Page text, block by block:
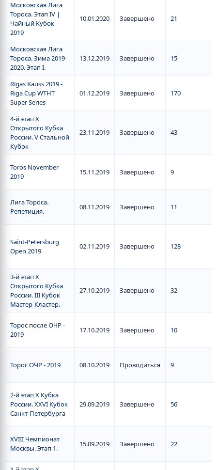
Московская Лига
Тороса. Этап IV |
Чайный Кубок -
2019
10.01.2020 Завершено 21
Московская Лига
Тороса. Зима 2019-
2020. Этап I.
13.12.2019 Завершено 15
Rīgas Kauss 2019 -
Riga Cup WTHT
Super Series
01.12.2019 Завершено 170
4-й этап X
Открытого Кубка
России. V Стальной
Кубок
23.11.2019 Завершено 43
Toros November
2019
15.11.2019 Завершено 9
Лига Тороса.
Репетиция.
08.11.2019 Завершено 11
Saint-Petersburg
Open 2019
02.11.2019 Завершено 128
3-й этап X
Открытого Кубка
России. III Кубок
Мастер-Кластер.
27.10.2019 Завершено 32
Торос после ОЧР -
2019
17.10.2019 Завершено 10
Торос ОЧР - 2019 08.10.2019 Проводиться 9
2-й этап Х Кубка
России. XXVI Кубок
Санкт-Петербурга
29.09.2019 Завершено 56
XVIII Чемпионат
Москвы. Этап 1.
15.09.2019 Завершено 22